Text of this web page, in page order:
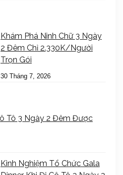
Khám Phá Ninh Chữ 3 Ngày
2 Đêm Chỉ 2.330K/Người
Trọn Gói
30 Tháng 7, 2026
Lịch Trình Du Lịch Cô Tô 3